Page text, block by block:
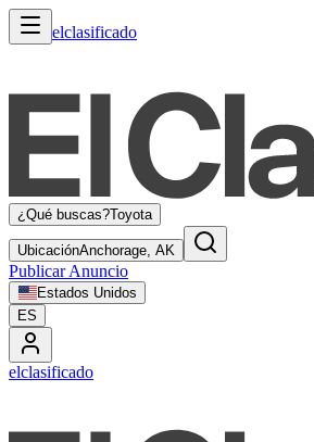
elclasificado
¿Qué buscas?Toyota
UbicaciónAnchorage, AK
Publicar Anuncio
Estados Unidos
ES
elclasificado